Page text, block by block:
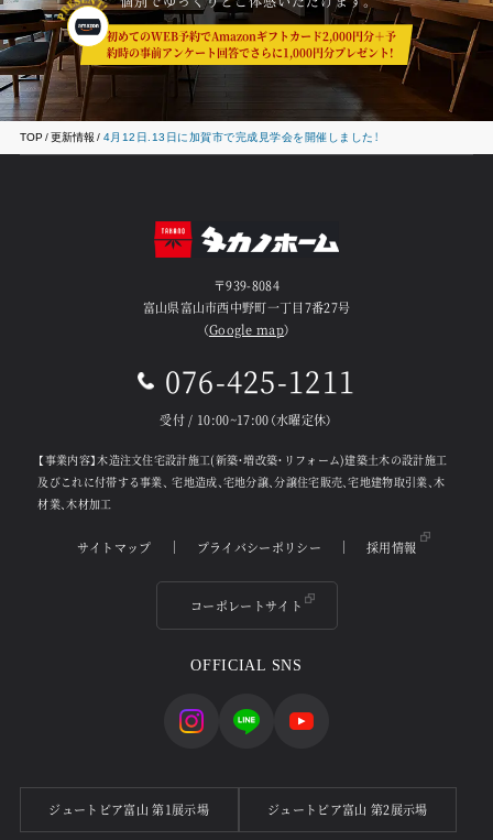
TOP 更新情報 4月12日.13日に加賀市で完成見学会を開催しました！
初めてのWEB予約でAmazonギフトカード2,000円分＋予
約時の事前アンケート回答でさらに1,000円分プレゼント!
〒939-8084
富山県富山市西中野町一丁目7番27号
（Google map）
076-425-1211
受付 / 10:00~17:00（水曜定休）
【事業内容】木造注文住宅設計施工(新築・増改築・リフォーム)建築土木の設計施工
及びこれに付帯する事業、 宅地造成、宅地分譲、分譲住宅販売、宅地建物取引業、木
材業、木材加工
サイトマップ プライバシーポリシー 採用情報
コーポレートサイト
OFFICIAL SNS
ジュートピア富山 第1展示場 ジュートピア富山 第2展示場